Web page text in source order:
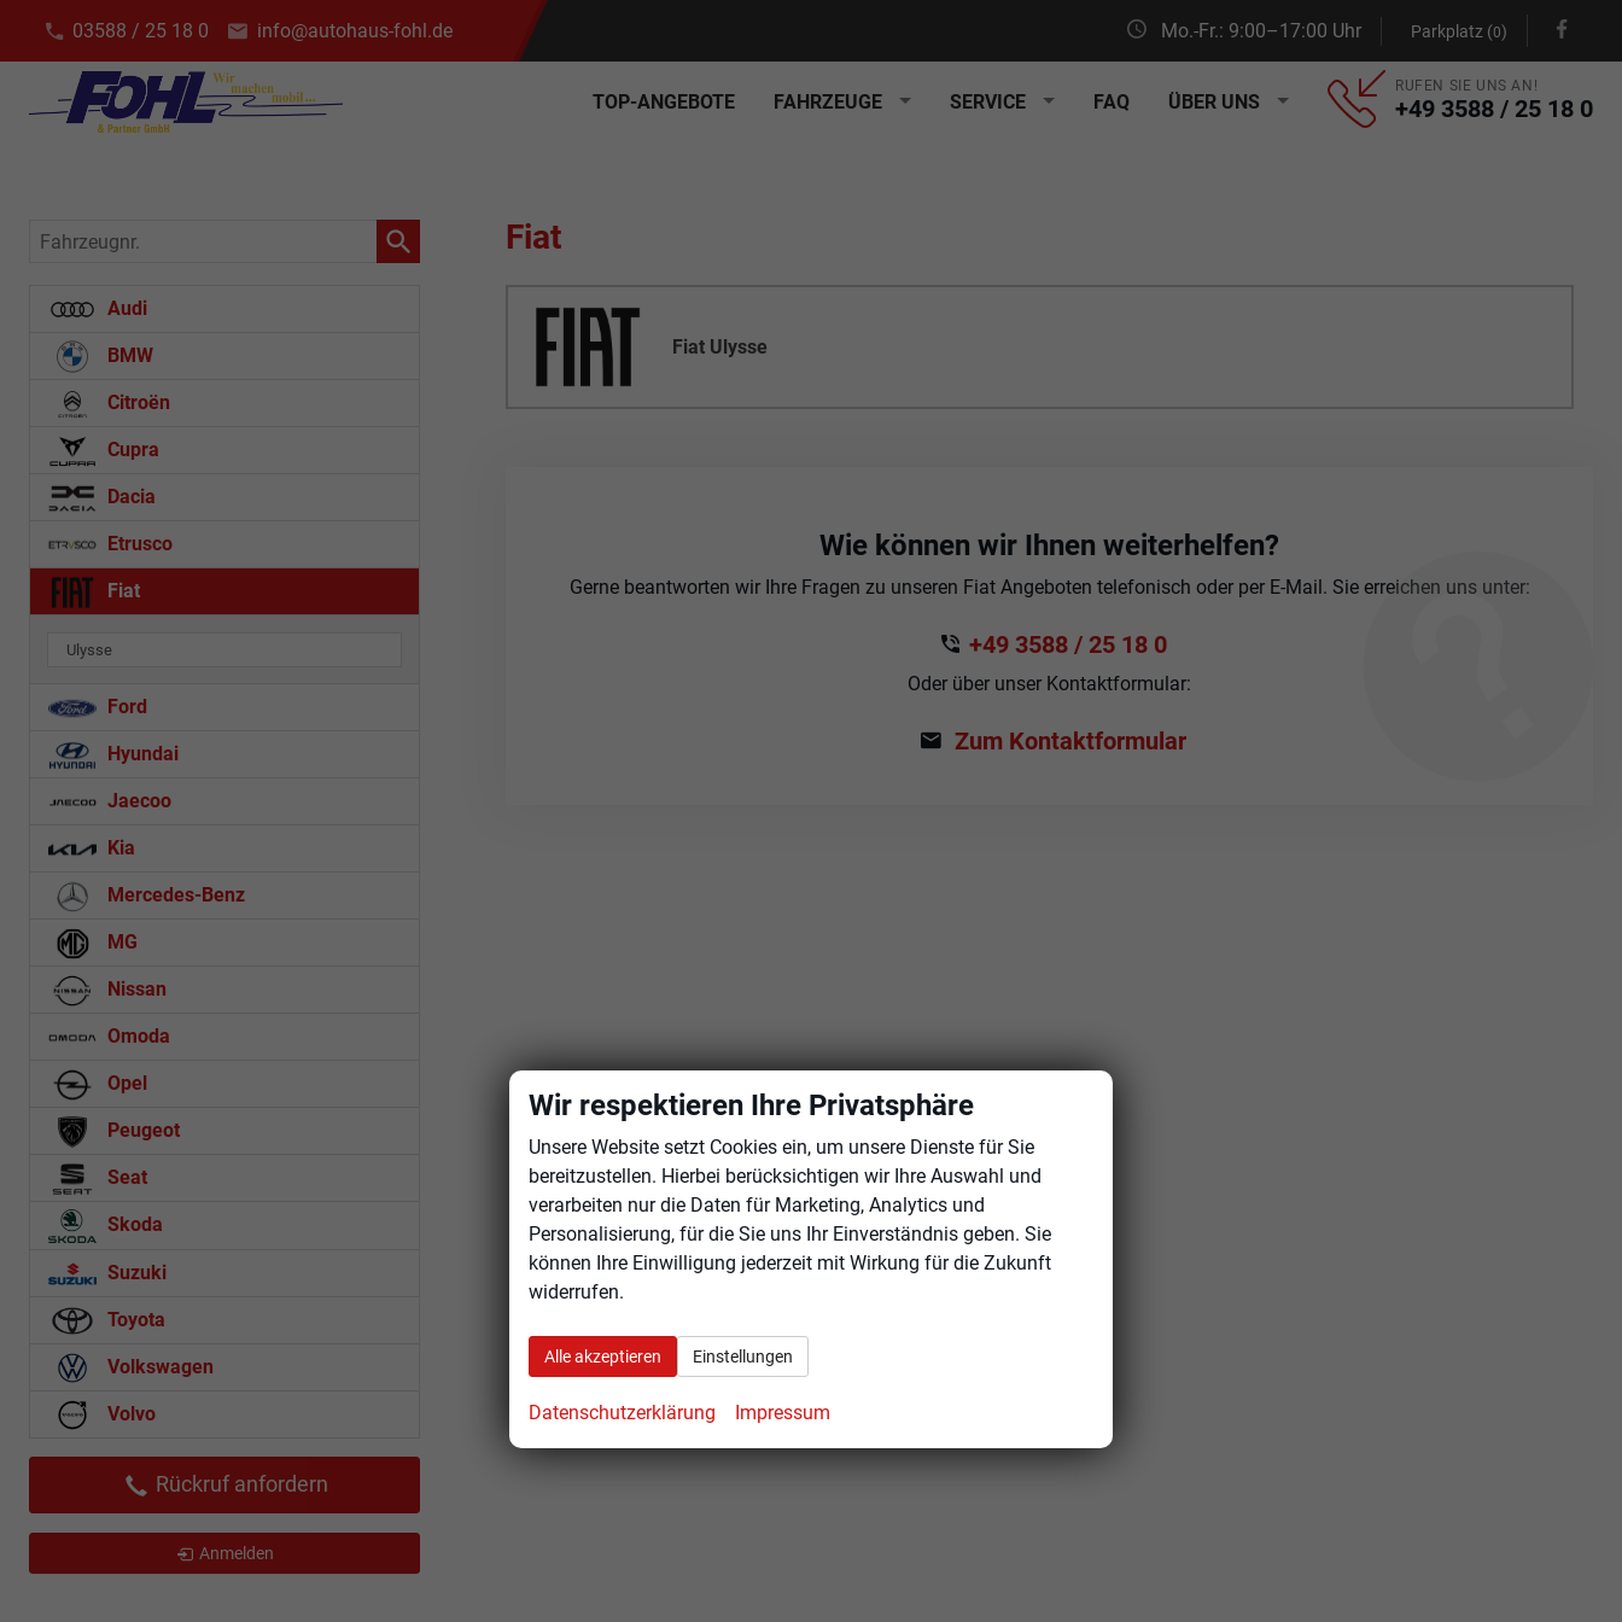
03588 / 25 18 0 info@autohaus-fohl.de Mo.-Fr.: 9:00–17:00 Uhr Parkplatz (0)
TOP-ANGEBOTE FAHRZEUGE SERVICE FAQ ÜBER UNS
RUFEN SIE UNS AN!
+49 3588 / 25 18 0
Fiat
Fiat Ulysse
Wie können wir Ihnen weiterhelfen?
Gerne beantworten wir Ihre Fragen zu unseren Fiat Angeboten telefonisch oder per E-Mail. Sie erreichen uns unter:
+49 3588 / 25 18 0
Oder über unser Kontaktformular:
Zum Kontaktformular
Fahrzeugnr.
Audi
BMW
Citroën
Cupra
Dacia
Etrusco
Fiat
Ulysse
Ford
Hyundai
Jaecoo
Kia
Mercedes-Benz
MG
Nissan
Omoda
Opel
Peugeot
Seat
Skoda
Suzuki
Toyota
Volkswagen
Volvo
Rückruf anfordern
Anmelden
Wir respektieren Ihre Privatsphäre
Unsere Website setzt Cookies ein, um unsere Dienste für Sie
bereitzustellen. Hierbei berücksichtigen wir Ihre Auswahl und
verarbeiten nur die Daten für Marketing, Analytics und
Personalisierung, für die Sie uns Ihr Einverständnis geben. Sie
können Ihre Einwilligung jederzeit mit Wirkung für die Zukunft
widerrufen.
Alle akzeptieren Einstellungen
Datenschutzerklärung Impressum